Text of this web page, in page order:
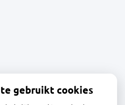
gebruikt cookies